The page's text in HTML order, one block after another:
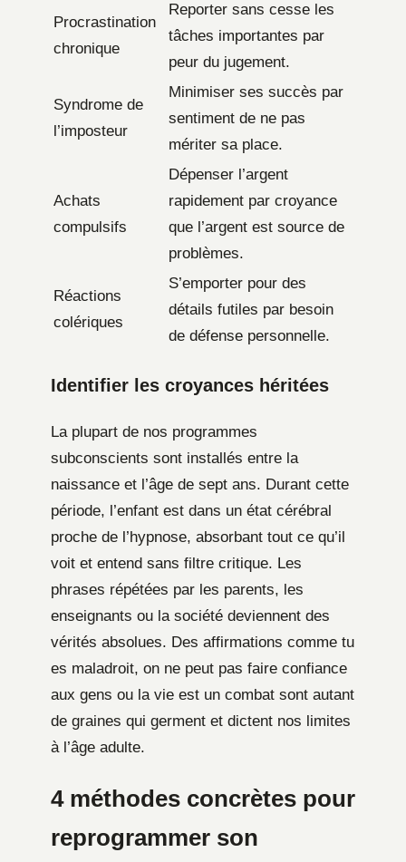
Procrastination
chronique
Reporter sans cesse les
tâches importantes par
peur du jugement.
Syndrome de
l’imposteur
Minimiser ses succès par
sentiment de ne pas
mériter sa place.
Achats
compulsifs
Dépenser l’argent
rapidement par croyance
que l’argent est source de
problèmes.
Réactions
colériques
S’emporter pour des
détails futiles par besoin
de défense personnelle.
Identifier les croyances héritées
La plupart de nos programmes
subconscients sont installés entre la
naissance et l’âge de sept ans. Durant cette
période, l’enfant est dans un état cérébral
proche de l’hypnose, absorbant tout ce qu’il
voit et entend sans filtre critique. Les
phrases répétées par les parents, les
enseignants ou la société deviennent des
vérités absolues. Des affirmations comme tu
es maladroit, on ne peut pas faire confiance
aux gens ou la vie est un combat sont autant
de graines qui germent et dictent nos limites
à l’âge adulte.
4 méthodes concrètes pour
reprogrammer son